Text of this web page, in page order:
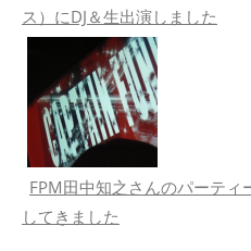
ス）にDJ＆生出演しました
FPM田中知之さんのパーテ
してきました